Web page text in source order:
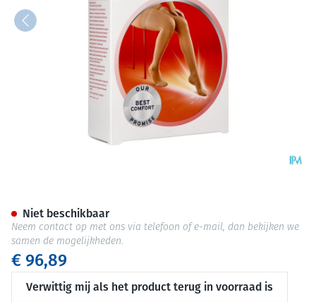
€ 96,89
Verwittig mij als het product terug in voorraad is
Niet beschikbaar
Neem contact op met ons via telefoon of e-mail, dan bekijken we
samen de mogelijkheden.